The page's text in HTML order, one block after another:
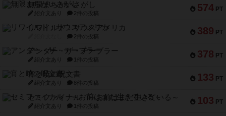
574 PT
無限まちがいさがし
紹介文あり 2件の投稿
389 PT
リワイルド：サウスアメリカ
2件の投稿
378 PT
アンダー・ザ・テーブラー
紹介文あり 1件の投稿
133 PT
宵と暁の呪文書
紹介文あり 8件の投稿
103 PT
セミファイナル ～お前はまだ生きている～
紹介文あり 1件の投稿